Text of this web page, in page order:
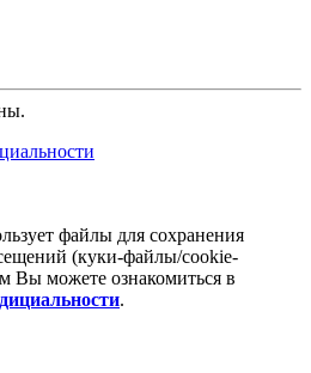
файлы для сохранения
(куки‑файлы/cookie-
Вы можете ознакомиться в
.